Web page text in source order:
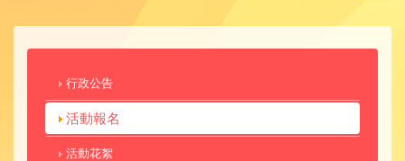
行政公告
活動報名
活動花絮